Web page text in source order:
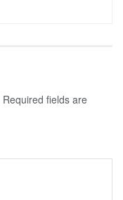
Required fields are